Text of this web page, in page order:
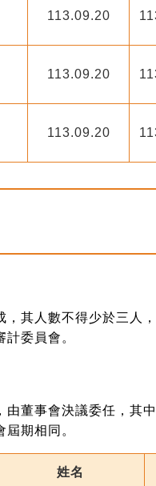
113.09.20
113.09.20
113.09.20
其人數不得少於三人
委員會。
董事會決議委任，其
期相同。
姓名